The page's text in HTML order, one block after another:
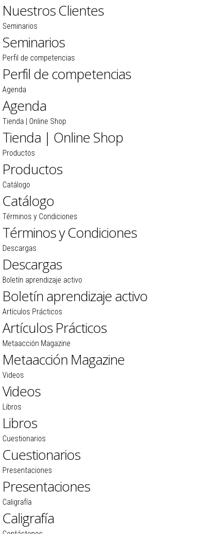
Nuestros Clientes
Seminarios
Seminarios
Perfil de competencias
Perfil de competencias
Agenda
Agenda
Tienda | Online Shop
Tienda | Online Shop
Productos
Productos
Catálogo
Catálogo
Términos y Condiciones
Términos y Condiciones
Descargas
Descargas
Boletín aprendizaje activo
Boletín aprendizaje activo
Artículos Prácticos
Artículos Prácticos
Metaacción Magazine
Metaacción Magazine
Videos
Videos
Libros
Libros
Cuestionarios
Cuestionarios
Presentaciones
Presentaciones
Caligrafía
Caligrafía